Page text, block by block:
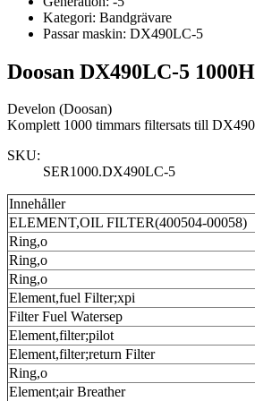
Kategori: Bandgrävare
Passar maskin: DX490LC-5
Doosan DX490LC-5
Develon (Doosan)
Komplett 1000 timmars filtersats till
SKU:
SER1000.DX490LC-5
Innehåller
ELEMENT,OIL FILTER(400504-00058)
Ring,o
Ring,o
Ring,o
Element,fuel Filter;xpi
Filter Fuel Watersep
Element,filter;pilot
Element,filter;return Filter
Ring,o
Element;air Breather